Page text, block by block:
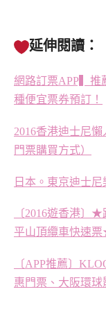
延伸閱讀：
網路訂票APP▍推
種便宜票券預訂！
2016香港迪士尼
門票購買方式）
日本。東京迪士
〔2016遊香港〕
平山頂纜車快速
〔APP推薦〕
惠門票、大阪環球